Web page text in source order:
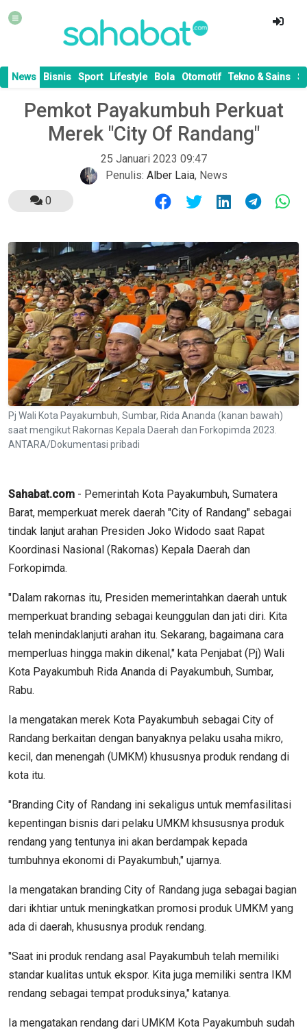
News Bisnis Sport Lifestyle Bola Otomotif Tekno & Sains
Pemkot Payakumbuh Perkuat
Merek "City Of Randang"
25 Januari 2023 09:47
Penulis: Alber Laia, News
0
Pj Wali Kota Payakumbuh, Sumbar, Rida Ananda (kanan bawah)
saat mengikut Rakornas Kepala Daerah dan Forkopimda 2023.
ANTARA/Dokumentasi pribadi
Sahabat.com - Pemerintah Kota Payakumbuh, Sumatera
Barat, memperkuat merek daerah "City of Randang" sebagai
tindak lanjut arahan Presiden Joko Widodo saat Rapat
Koordinasi Nasional (Rakornas) Kepala Daerah dan
Forkopimda.
"Dalam rakornas itu, Presiden memerintahkan daerah untuk
memperkuat branding sebagai keunggulan dan jati diri. Kita
telah menindaklanjuti arahan itu. Sekarang, bagaimana cara
memperluas hingga makin dikenal," kata Penjabat (Pj) Wali
Kota Payakumbuh Rida Ananda di Payakumbuh, Sumbar,
Rabu.
Ia mengatakan merek Kota Payakumbuh sebagai City of
Randang berkaitan dengan banyaknya pelaku usaha mikro,
kecil, dan menengah (UMKM) khususnya produk rendang di
kota itu.
"Branding City of Randang ini sekaligus untuk memfasilitasi
kepentingan bisnis dari pelaku UMKM khsususnya produk
rendang yang tentunya ini akan berdampak kepada
tumbuhnya ekonomi di Payakumbuh," ujarnya.
Ia mengatakan branding City of Randang juga sebagai bagian
dari ikhtiar untuk meningkatkan promosi produk UMKM yang
ada di daerah, khususnya produk rendang.
"Saat ini produk rendang asal Payakumbuh telah memiliki
standar kualitas untuk ekspor. Kita juga memiliki sentra IKM
rendang sebagai tempat produksinya," katanya.
Ia mengatakan rendang dari UMKM Kota Payakumbuh sudah